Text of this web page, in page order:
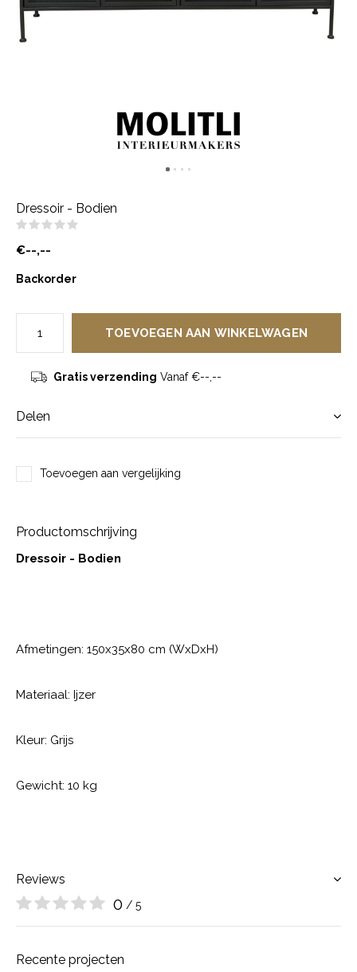
Dressoir - Bodien
€--,--
Backorder
TOEVOEGEN AAN WINKELWAGEN
Gratis verzending Vanaf €--,--
Delen
Toevoegen aan vergelijking
Productomschrijving
Dressoir - Bodien
Afmetingen: 150x35x80 cm (WxDxH)
Materiaal: Ijzer
Kleur: Grijs
Gewicht: 10 kg
Reviews
0 / 5
Recente projecten